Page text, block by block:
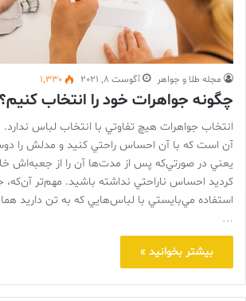
مجله طلا و جواهر آگوست 8, 2021 1,330
چگونه جواهرات خود را انتخاب کنیم؟
انتخاب جواهرات هيچ تفاوتي با انتخاب لباس
آن است كه با آن احساس راحتي كنيد و مدلش را
يعني در صورتي‌كه پس از مدت‌ها آن را از جعبه‌اش
كرديد احساس ناراحتي نداشته باشيد. مهم‌تر آن‌كه،
استفاده مي‌بايستي با لباس‌هايي كه به تن داريد
…
بیشتر بخوانید »